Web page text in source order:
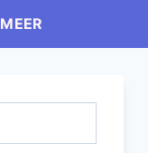
MEER